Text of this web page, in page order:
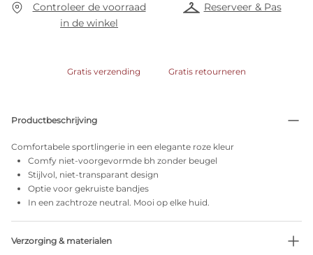
Controleer de voorraad
in de winkel
Reserveer & Pas
Gratis verzending Gratis retourneren
Productbeschrijving
Comfortabele sportlingerie in een elegante roze kleur
Comfy niet-voorgevormde bh zonder beugel
Stijlvol, niet-transparant design
Optie voor gekruiste bandjes
In een zachtroze neutral. Mooi op elke huid.
Verzorging & materialen